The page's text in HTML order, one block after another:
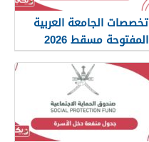
تخصصات الجامعة العربية
المفتوحة مسقط 2026